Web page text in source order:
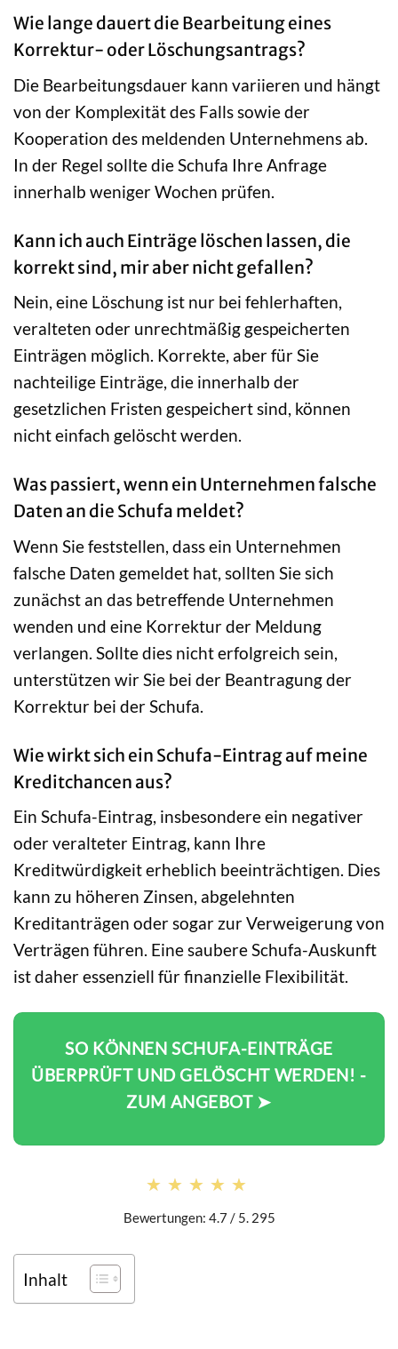
Wie lange dauert die Bearbeitung eines
Korrektur- oder Löschungsantrags?
Die Bearbeitungsdauer kann variieren und hängt
von der Komplexität des Falls sowie der
Kooperation des meldenden Unternehmens ab.
In der Regel sollte die Schufa Ihre Anfrage
innerhalb weniger Wochen prüfen.
Kann ich auch Einträge löschen lassen, die
korrekt sind, mir aber nicht gefallen?
Nein, eine Löschung ist nur bei fehlerhaften,
veralteten oder unrechtmäßig gespeicherten
Einträgen möglich. Korrekte, aber für Sie
nachteilige Einträge, die innerhalb der
gesetzlichen Fristen gespeichert sind, können
nicht einfach gelöscht werden.
Was passiert, wenn ein Unternehmen falsche
Daten an die Schufa meldet?
Wenn Sie feststellen, dass ein Unternehmen
falsche Daten gemeldet hat, sollten Sie sich
zunächst an das betreffende Unternehmen
wenden und eine Korrektur der Meldung
verlangen. Sollte dies nicht erfolgreich sein,
unterstützen wir Sie bei der Beantragung der
Korrektur bei der Schufa.
Wie wirkt sich ein Schufa-Eintrag auf meine
Kreditchancen aus?
Ein Schufa-Eintrag, insbesondere ein negativer
oder veralteter Eintrag, kann Ihre
Kreditwürdigkeit erheblich beeinträchtigen. Dies
kann zu höheren Zinsen, abgelehnten
Kreditanträgen oder sogar zur Verweigerung von
Verträgen führen. Eine saubere Schufa-Auskunft
ist daher essenziell für finanzielle Flexibilität.
SO KÖNNEN SCHUFA-EINTRÄGE
ÜBERPRÜFT UND GELÖSCHT WERDEN! -
ZUM ANGEBOT ➤
★★★★★
★★★★★
Bewertungen: 4.7 / 5. 295
Inhalt